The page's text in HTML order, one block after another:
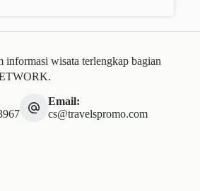
informasi wisata terlengkap bagian
Email:
cs@travelspromo.com